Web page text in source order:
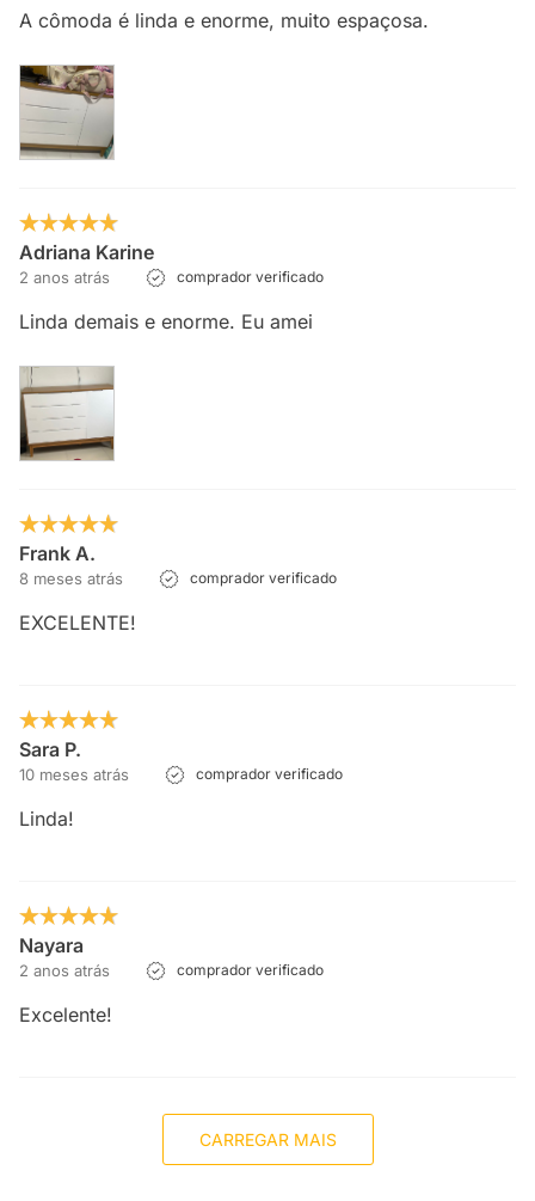
A cômoda é linda e enorme, muito espaçosa.
Adriana Karine
2 anos atrás comprador verificado
Linda demais e enorme. Eu amei
Frank A.
8 meses atrás comprador verificado
EXCELENTE!
Sara P.
10 meses atrás comprador verificado
Linda!
Nayara
2 anos atrás comprador verificado
Excelente!
CARREGAR MAIS